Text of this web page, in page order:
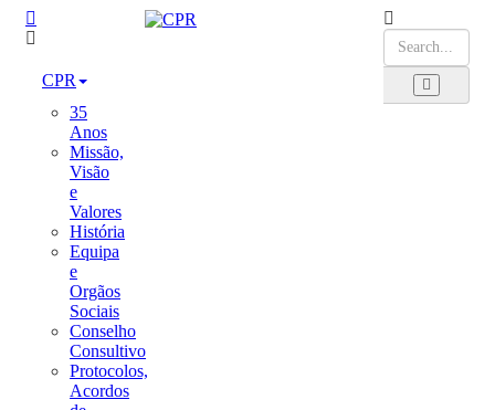
CPR
35
Anos
Missão,
Visão
e
Valores
História
Equipa
e
Orgãos
Sociais
Conselho
Consultivo
Protocolos,
Acordos